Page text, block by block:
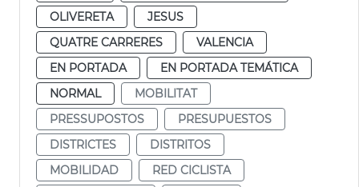
OLIVERETA
JESUS
QUATRE CARRERES
VALENCIA
EN PORTADA
EN PORTADA TEMÁTICA
NORMAL
MOBILITAT
PRESSUPOSTOS
PRESUPUESTOS
DISTRICTES
DISTRITOS
MOBILIDAD
RED CICLISTA